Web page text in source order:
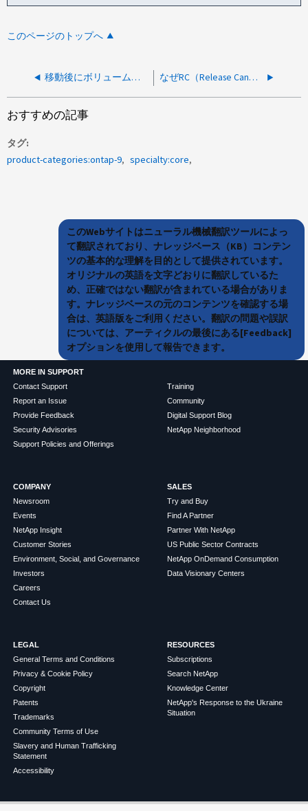
このページのトップへ
移動後にボリューム名の末尾に（1）が付加されるのはなぜですか。 なぜRC（Release Candidate）版ではなくGA（General Availability）版を選ぶのか
おすすめの記事
タグ
product-categories:ontap-9
specialty:core
このWebサイトはニューラル機械翻訳ツールによっ
て翻訳されており、ナレッジベース（KB）コンテン
ツの基本的な理解を目的として提供されています。
オリジナルの英語を文字どおりに翻訳しているた
め、正確ではない翻訳が含まれている場合がありま
す。ナレッジベースの元のコンテンツを確認する場
合は、英語版をご利用ください。翻訳の問題や誤訳
については、アーティクルの最後にある[Feedback]
オプションを使用して報告できます。
MORE IN SUPPORT
Contact Support
Report an Issue
Provide Feedback
Security Advisories
Support Policies and Offerings
Training
Community
Digital Support Blog
NetApp Neighborhood
COMPANY
Newsroom
Events
NetApp Insight
Customer Stories
Environment, Social, and Governance
Investors
Careers
Contact Us
SALES
Try and Buy
Find A Partner
Partner With NetApp
US Public Sector Contracts
NetApp OnDemand Consumption
Data Visionary Centers
LEGAL
General Terms and Conditions
Privacy & Cookie Policy
Copyright
Patents
Trademarks
Community Terms of Use
Slavery and Human Trafficking
Statement
Accessibility
RESOURCES
Subscriptions
Search NetApp
Knowledge Center
NetApp's Response to the Ukraine
Situation